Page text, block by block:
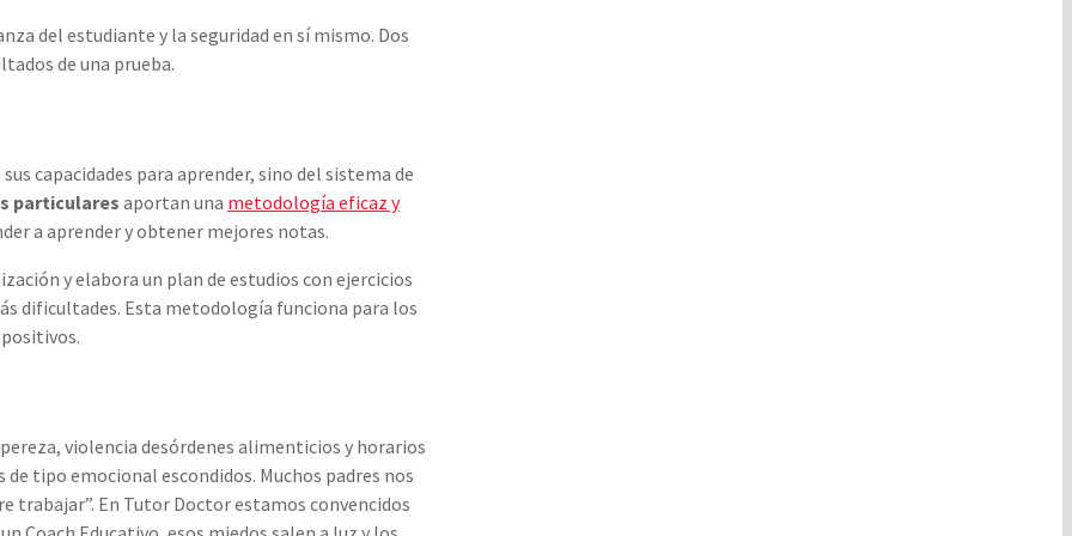
del estudiante y la seguridad en sí mismo. Dos
de una prueba.
capacidades para aprender, sino del sistema de
particulares aportan una metodología eficaz y
a aprender y obtener mejores notas.
y elabora un plan de estudios con ejercicios
dificultades. Esta metodología funciona para los
violencia desórdenes alimenticios y horarios
tipo emocional escondidos. Muchos padres nos
trabajar”. En Tutor Doctor estamos convencidos